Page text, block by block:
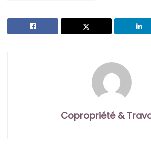
Copropriété &